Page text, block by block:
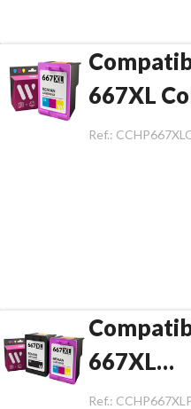
667XL
Ref.:
667XL
Negro/
Ref.: